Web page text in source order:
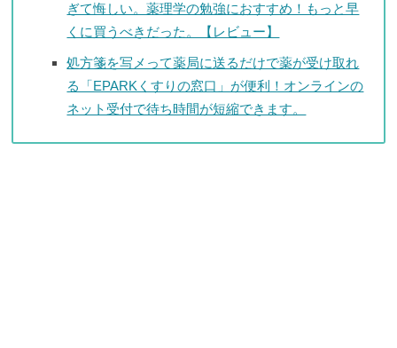
ぎて悔しい。薬理学の勉強におすすめ！もっと早
くに買うべきだった。【レビュー】
処方箋を写メって薬局に送るだけで薬が受け取れ
る「EPARKくすりの窓口」が便利！オンラインの
ネット受付で待ち時間が短縮できます。